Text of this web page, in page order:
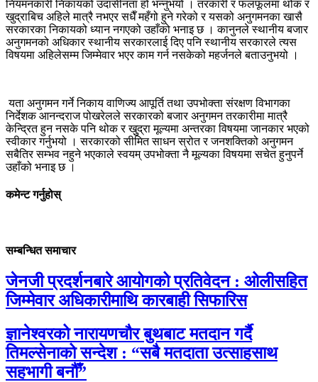
नियमनकारी निकायको उदासीनता हो भन्नुभयो । तरकारी र फलफूलमा थोक र
खुद्राबिच अहिले मात्रै नभएर सधैँ महँगो हुने गरेको र यसको अनुगमनका खासै
सरकारका निकायको ध्यान नगएको उहाँको भनाइ छ । कानुनले स्थानीय बजार
अनुगमनको अधिकार स्थानीय सरकारलाई दिए पनि स्थानीय सरकारले त्यस
विषयमा अहिलेसम्म जिम्मेवार भएर काम गर्न नसकेको महर्जनले बताउनुभयो ।
यता अनुगमन गर्ने निकाय वाणिज्य आपूर्ति तथा उपभोक्ता संरक्षण विभागका
निर्देशक आनन्दराज पोखरेलले सरकारको बजार अनुगमन तरकारीमा मात्रै
केन्द्रित हुन नसके पनि थोक र खुुद्रा मूल्यमा अन्तरका विषयमा जानकार भएको
स्वीकार गर्नुभयो । सरकारको सीमित साधन स्रोत र जनशक्तिको अनुगमन
सबैतिर सम्भव नहुने भएकाले स्वयम् उपभोक्ता नै मूल्यका विषयमा सचेत हुनुपर्ने
उहाँको भनाइ छ ।
कमेन्ट गर्नुहोस्
सम्बन्धित समाचार
जेनजी प्रदर्शनबारे आयोगको प्रतिवेदन : ओलीसहित
जिम्मेवार अधिकारीमाथि कारबाही सिफारिस
ज्ञानेश्वरको नारायणचौर बुथबाट मतदान गर्दै
तिमल्सेनाको सन्देश : “सबै मतदाता उत्साहसाथ
सहभागी बनौँ”